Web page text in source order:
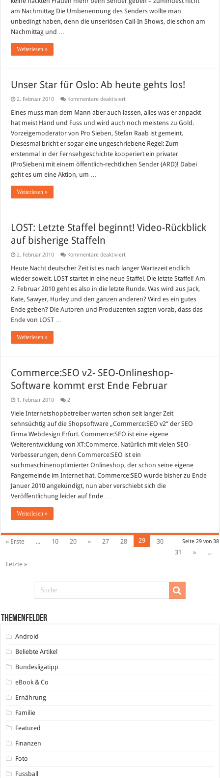
am Nachmittag Die Umbenennung des Senders wollte man
unbedingt haben, denn die unseriösen Call-In Shows, die schon am
Nachmittag und …
Weiterlesen »
Unser Star für Oslo: Ab heute gehts los!
2. Februar 2010 Kommentare deaktiviertfür
Star
Oslo:
Ab
heute
gehts
Eines muss man dem Mann aber auch lassen, alles was er anpackt
hat meist Hand und Fuss und wird auch noch meistens zu Gold.
Vorzeigemoderator von Pro Sieben, Stefan Raab ist gemeint.
Diesesmal bricht er sogar eine ungeschriebene Regel: Zum
erstenmal in der Fernsehgeschichte kooperiert ein privater
(ProSieben) mit einem öffentlich-rechtlichen Sender (ARD)! Dabei
geht es um eine Aktion, um …
Weiterlesen »
LOST: Letzte Staffel beginnt! Video-Rückblick
auf bisherige Staffeln
2. Februar 2010 Kommentare deaktiviertfür
Letzte
Staffel
beginnt!
Video-
Rückblick
auf
Staffeln
Heute Nacht deutscher Zeit ist es nach langer Wartezeit endlich
wieder soweit. LOST startet in eine neue Staffel. Die letzte Staffel! Am
2. Februar 2010 geht es also in die letzte Runde. Was wird aus Jack,
Kate, Sawyer, Hurley und den ganzen anderen? Wird es ein gutes
Ende geben? Die Autoren und Produzenten sagten vorab, dass das
Ende von LOST …
Weiterlesen »
Commerce:SEO v2- SEO-Onlineshop-
Software kommt erst Ende Februar
1. Februar 2010 2
Viele Internetshopbetreiber warten schon seit langer Zeit
sehnsüchtig auf die Shopsoftware „Commerce:SEO v2“ der SEO
Firma Webdesign Erfurt. Commerce:SEO ist eine eigene
Weiterentwicklung von XT:Commerce. Natürlich mit vielen SEO-
Verbesserungen, denn Commerce:SEO ist ein
suchmaschinenoptimierter Onlineshop, der schon seine eigene
Fangemeinde im Internet hat. Commerce:SEO wurde bisher zu Ende
Januer 2010 angekündigt, nun aber verschiebt sich die
Veröffentlichung leider auf Ende …
Weiterlesen »
Seite 29 von 38
« Erste ... 10 20 « 27 28 29
30
31
»
...
Letzte »
Themenfelder
Android
Beliebte Artikel
Bundesligatipp
eBook & Co
Ernährung
Familie
Featured
Finanzen
Foto
Fussball